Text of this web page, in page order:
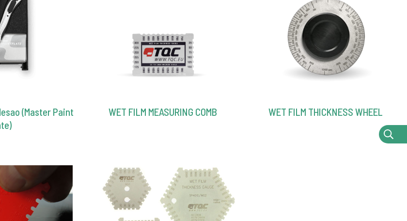
(Master Paint
WET FILM MEASURING COMB WET FILM THICKNESS WHEEL